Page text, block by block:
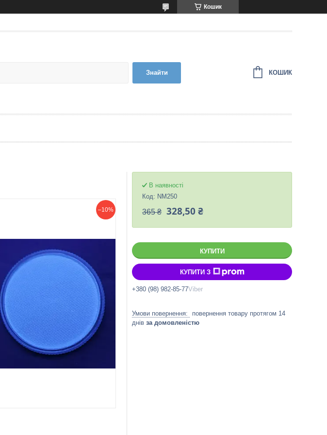
Кошик
Знайти КОШИК
–10%
В наявності
Код: NM250
365 ₴ 328,50 ₴
КУПИТИ
КУПИТИ З
+380 (98) 982-85-77Viber
повернення товару протягом 14
днів за домовленістю